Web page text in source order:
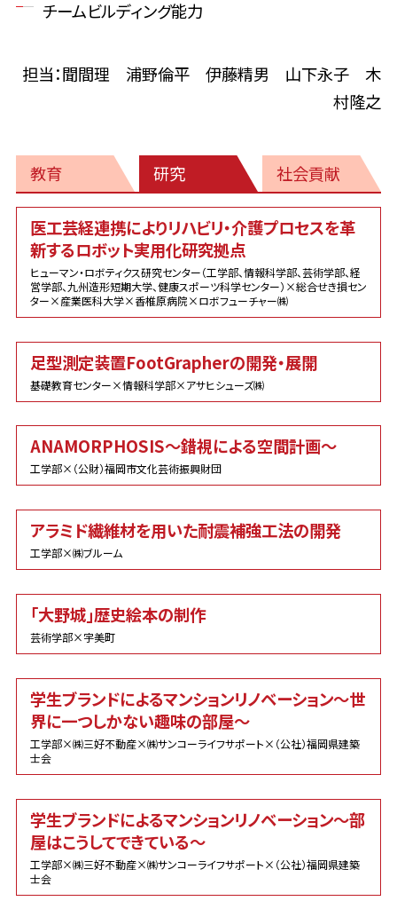
チームビルディング能力
担当：聞間理 浦野倫平 伊藤精男 山下永子 木
村隆之
教育 研究 社会貢献
医工芸経連携によりリハビリ・介護プロセスを革
新するロボット実用化研究拠点
ヒューマン・ロボティクス研究センター（工学部、情報科学部、芸術学部、経
営学部、九州造形短期大学、健康スポーツ科学センター）×総合せき損セン
ター×産業医科大学×香椎原病院×ロボフューチャー㈱
足型測定装置FootGrapherの開発・展開
基礎教育センター×情報科学部×アサヒシューズ㈱
ANAMORPHOSIS～錯視による空間計画～
工学部×（公財）福岡市文化芸術振興財団
アラミド繊維材を用いた耐震補強工法の開発
工学部×㈱ブルーム
「大野城」歴史絵本の制作
芸術学部×宇美町
学生ブランドによるマンションリノベーション～世
界に一つしかない趣味の部屋～
工学部×㈱三好不動産×㈱サンコーライフサポート×（公社）福岡県建築
士会
学生ブランドによるマンションリノベーション～部
屋はこうしてできている～
工学部×㈱三好不動産×㈱サンコーライフサポート×（公社）福岡県建築
士会